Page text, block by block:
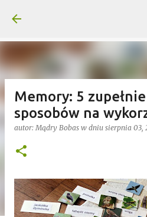
Memory: 5
sposobów na
autor:Mądry Bobas w dniu sierpnia 03,